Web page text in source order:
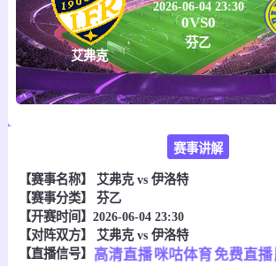
艾弗克
2026-06-04 23:30
0VS0
芬乙
赛事讲解
【赛事名称】 艾弗克 vs 伊洛特
【赛事分类】 芬乙
【开赛时间】2026-06-04 23:30
【对阵双方】 艾弗克 vs 伊洛特
【直播信号】
高清直播咪咕体育免费直播